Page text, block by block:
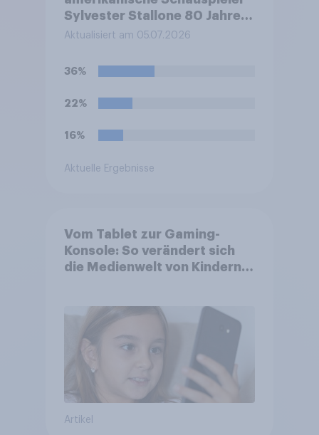
Sylvester Stallone 80 Jahre
alt. Welche Meinung haben
Sylvester Stallone?
Aktualisiert am 05.07.2026
36%
22%
16%
Aktuelle Ergebnisse
Vom Tablet zur Gaming-
Konsole: So verändert sich
die Medienwelt von Kindern
Artikel